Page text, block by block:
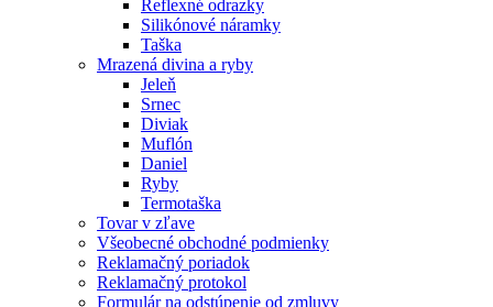
Reflexné odrazky
Silikónové náramky
Taška
Mrazená divina a ryby
Jeleň
Srnec
Diviak
Muflón
Daniel
Ryby
Termotaška
Tovar v zľave
Všeobecné obchodné podmienky
Reklamačný poriadok
Reklamačný protokol
Formulár na odstúpenie od zmluvy